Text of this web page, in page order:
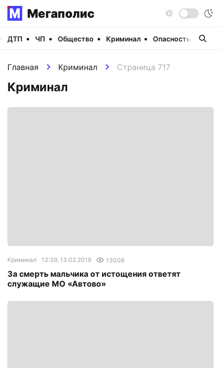
Мегаполис
ДТП ЧП Общество Криминал Опасность
Главная Криминал Страница 717
Криминал
Криминал 13:39, 13.02.2019 13008
За смерть мальчика от истощения ответят
служащие МО «Автово»